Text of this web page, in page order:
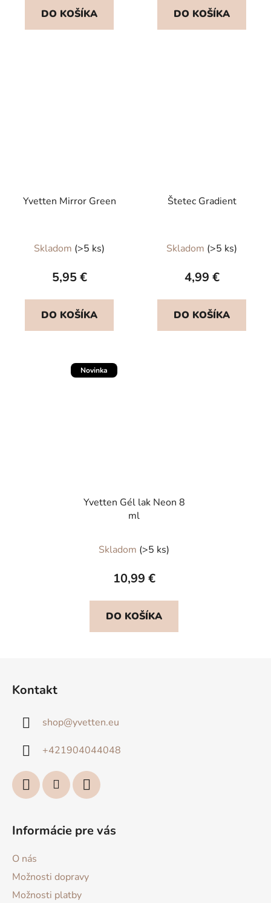
DO KOŠÍKA DO KOŠÍKA
Yvetten Mirror Green
Skladom (>5 ks)
5,95 €
DO KOŠÍKA
Štetec Gradient
Skladom (>5 ks)
4,99 €
DO KOŠÍKA
Novinka
Yvetten Gél lak Neon 8
ml
Skladom (>5 ks)
10,99 €
DO KOŠÍKA
Kontakt
shop@yvetten.eu
+421904044048
Informácie pre vás
O nás
Možnosti dopravy
Možnosti platby